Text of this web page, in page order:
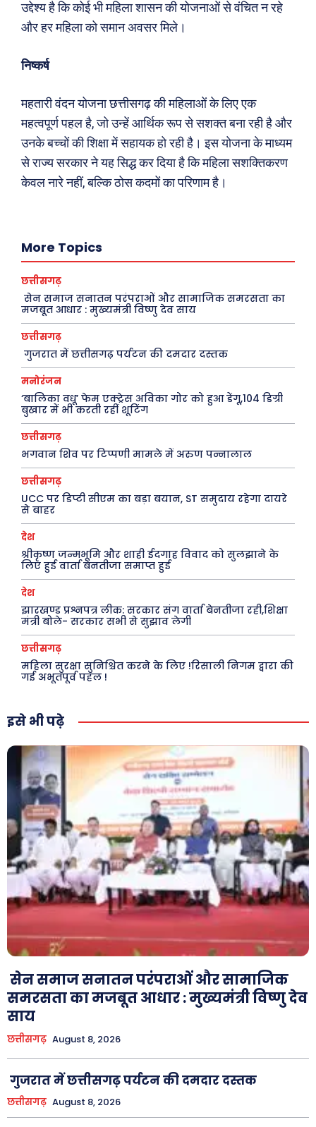
अपराध
सरकारी योजना
खेल
अजब-ग़ज़ब
पर्यटन
जानकारी
Laptops
Mobiles
स्वास्थ्य
क़ायदे क़ानून जानकारी
कैरियर और शिक्षा
संस्मरण
मधुर वचन
Real Estate
Finance
महिला जगत
X
About Us Privacy Policy
उद्देश्य है कि कोई भी महिला शासन की योजनाओं से वंचित न रहे
और हर महिला को समान अवसर मिले।
निष्कर्ष
महतारी वंदन योजना छत्तीसगढ़ की महिलाओं के लिए एक
महत्वपूर्ण पहल है, जो उन्हें आर्थिक रूप से सशक्त बना रही है और
उनके बच्चों की शिक्षा में सहायक हो रही है। इस योजना के माध्यम
से राज्य सरकार ने यह सिद्ध कर दिया है कि महिला सशक्तिकरण
केवल नारे नहीं, बल्कि ठोस कदमों का परिणाम है।
More Topics
छत्तीसगढ़
सेन समाज सनातन परंपराओं और सामाजिक समरसता का
मजबूत आधार : मुख्यमंत्री विष्णु देव साय
छत्तीसगढ़
गुजरात में छत्तीसगढ़ पर्यटन की दमदार दस्तक
मनोरंजन
‘बालिका वधू’ फेम एक्ट्रेस अविका गोर को हुआ डेंगू,104 डिग्री
बुखार में भी करती रहीं शूटिंग
छत्तीसगढ़
भगवान शिव पर टिप्पणी मामले में अरुण पन्नालाल
छत्तीसगढ़
UCC पर डिप्टी सीएम का बड़ा बयान, ST समुदाय रहेगा दायरे
से बाहर
देश
श्रीकृष्ण जन्मभूमि और शाही ईदगाह विवाद को सुलझाने के
लिए हुई वार्ता बेनतीजा समाप्त हुई
देश
झारखण्ड प्रश्नपत्र लीक: सरकार संग वार्ता बेनतीजा रही,शिक्षा
मंत्री बोले- सरकार सभी से सुझाव लेगी
छत्तीसगढ़
महिला सुरक्षा सुनिश्चित करने के लिए !रिसाली निगम द्वारा की
गई अभूतपूर्व पहल !
इसे भी पढ़े
सेन समाज सनातन परंपराओं और सामाजिक
समरसता का मजबूत आधार : मुख्यमंत्री विष्णु देव
साय
छत्तीसगढ़ August 8, 2026
गुजरात में छत्तीसगढ़ पर्यटन की दमदार दस्तक
छत्तीसगढ़ August 8, 2026